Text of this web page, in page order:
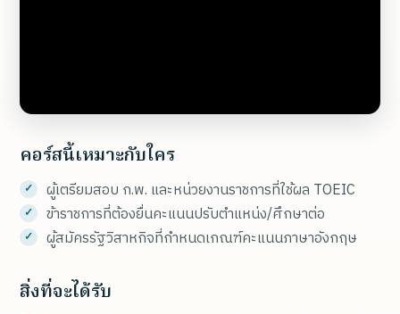
คอร์สนี้เหมาะกับใคร
ผู้เตรียมสอบ ก.พ. และหน่วยงานราชการที่ใช้ผล TOEIC
ข้าราชการที่ต้องยื่นคะแนนปรับตำแหน่ง/ศึกษาต่อ
ผู้สมัครรัฐวิสาหกิจที่กำหนดเกณฑ์คะแนนภาษาอังกฤษ
สิ่งที่จะได้รับ